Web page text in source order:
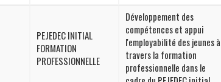
PEJEDEC INITIAL
FORMATION
PROFESSIONNELLE
Développement des
compétences et appui
l'employabilité des jeunes à
travers la formation
professionnelle dans le